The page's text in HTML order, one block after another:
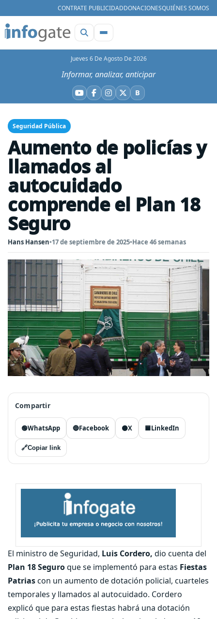
CONTRATE PUBLICIDADDONACIONESQUIÉNES SOMOS
Jueves 6 De Agosto De 2026
Informar, analizar, anticipar
YouTube
Facebook
Instagram
X BBluesky
Seguridad Pública
Aumento de policías y
llamados al
autocuidado
comprende el Plan 18
Seguro
Hans Hansen•17 de septiembre de 2025•Hace 46 semanas
Compartir
🟢WhatsApp 🔵Facebook ⚫X 🟦LinkedIn
🔗Copiar link
El ministro de Seguridad, Luis Cordero, dio cuenta del
Plan 18 Seguroque se implementó para estas Fiestas
Patriascon un aumento de dotación policial, cuarteles
temporales y llamados al autocuidado. Cordero
explicó que para estas fiestas habrá una dotación